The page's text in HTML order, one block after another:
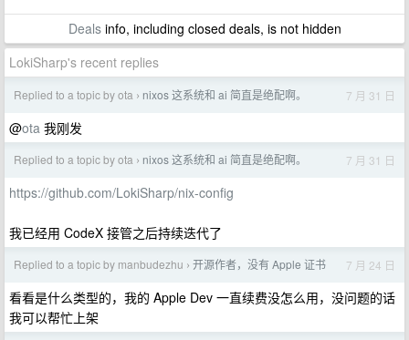
Dealsinfo, including closed deals, is not hidden
LokiSharp's recent replies
Replied to a topic by ota › nixos 这系统和 ai 简直是绝配啊。 7 月 31 日
@ota 我刚发
Replied to a topic by ota › nixos 这系统和 ai 简直是绝配啊。 7 月 31 日
https://github.com/LokiSharp/nix-config
我已经用 CodeX 接管之后持续迭代了
Replied to a topic by manbudezhu › 开源作者，没有 Apple 证书 7 月 24 日
看看是什么类型的，我的 Apple Dev 一直续费没怎么用，没问题的话
我可以帮忙上架